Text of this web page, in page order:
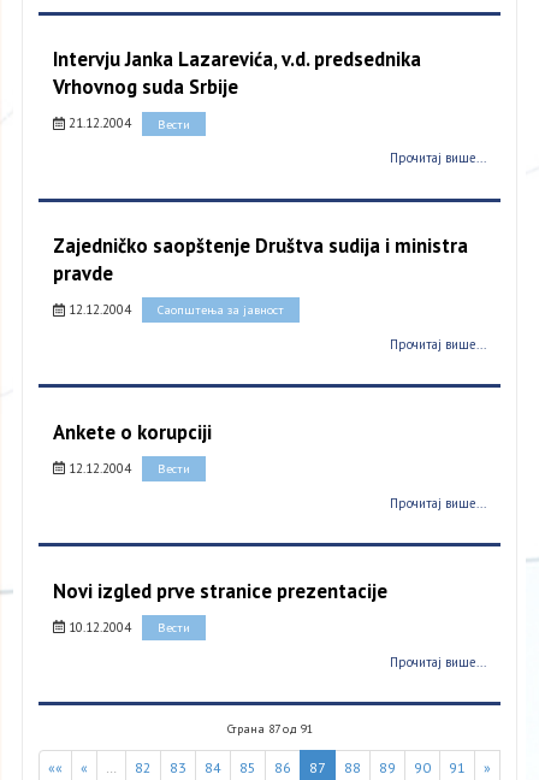
Intervju Janka Lazarevića, v.d. predsednika
Vrhovnog suda Srbije
21.12.2004 Вести
Прочитај више...
Zajedničko saopštenje Društva sudija i ministra
pravde
12.12.2004 Саопштења за јавност
Прочитај више...
Ankete o korupciji
12.12.2004 Вести
Прочитај више...
Novi izgled prve stranice prezentacije
10.12.2004 Вести
Прочитај више...
Страна 87 од 91
«« « 82 83 84 85 86 87 88 89 90 91
»